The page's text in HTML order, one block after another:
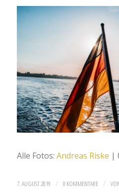
Alle Fotos: Andreas Riske |
7. AUGUST 2019 / 0 KOMMENTARE /